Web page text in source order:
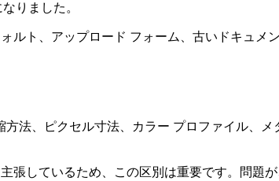
りました。
ト、アップロード フォーム、古いドキュメ
法、ピクセル寸法、カラー プロファイル、
張しているため、この区別は重要です。問題